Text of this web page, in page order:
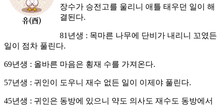
장수가 승전고를 울리니 애틀 태우던 일이 해
결된다.
81년생 : 목마른 나무에 단비가 내리니 꼬였든
일이 점차 풀린다.
69년생 : 올바른 마음은 횡재 수를 가져온다.
57년생 : 귀인이 도우니 재수 없든 일이 이제야 풀린다.
45년생 : 귀인은 동방에 있으니 약도 의사도 재수도 동방에서